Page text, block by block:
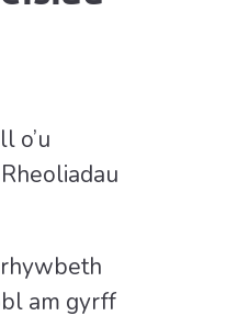
o’u
am gyrff